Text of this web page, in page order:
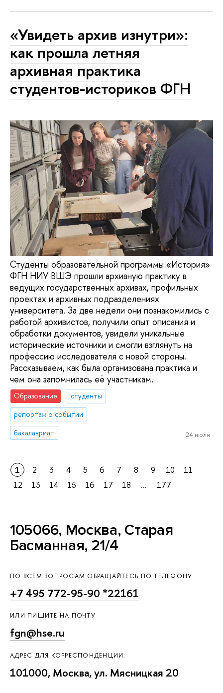
«Увидеть архив изнутри»:
как прошла летняя
архивная практика
студентов-историков ФГН
Студенты образовательной программы «История»
ФГН НИУ ВШЭ прошли архивную практику в
ведущих государственных архивах, профильных
проектах и архивных подразделениях
университета. За две недели они познакомились с
работой архивистов, получили опыт описания и
обработки документов, увидели уникальные
исторические источники и смогли взглянуть на
профессию исследователя с новой стороны.
Рассказываем, как была организована практика и
чем она запомнилась её участникам.
Образование
студенты
репортаж о событии
бакалавриат
24 июля
1 2 3 4 5 6 7 8 9 10
11
12
13 14 15 16 17 18 ... 177
105066, Москва, Старая
Басманная, 21/4
ПО ВСЕМ ВОПРОСАМ ОБРАЩАЙТЕСЬ ПО ТЕЛЕФОНУ
+7 495 772-95-90 *22161
ИЛИ ПИШИТЕ НА ПОЧТУ
fgn@hse.ru
АДРЕС ДЛЯ КОРРЕСПОНДЕНЦИИ:
101000, Москва, ул. Мясницкая 20